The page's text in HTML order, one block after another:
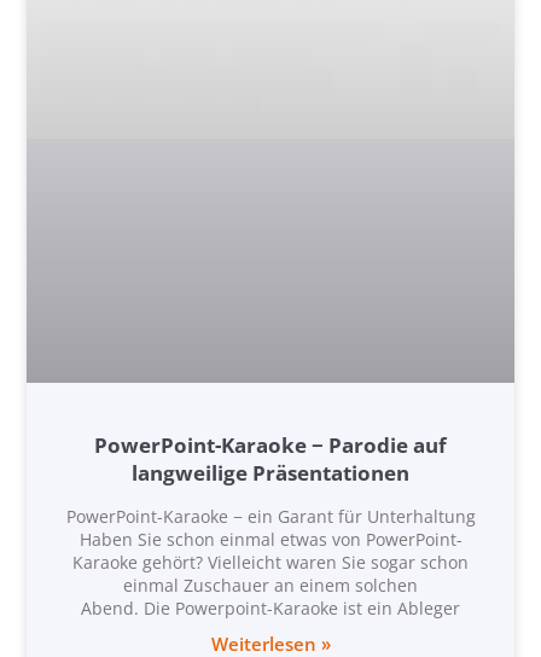
PowerPoint-Karaoke − Parodie auf
langweilige Präsentationen
PowerPoint-Karaoke − ein Garant für Unterhaltung
Haben Sie schon einmal etwas von PowerPoint-
Karaoke gehört? Vielleicht waren Sie sogar schon
einmal Zuschauer an einem solchen
Abend. Die Powerpoint-Karaoke ist ein Ableger
Weiterlesen »